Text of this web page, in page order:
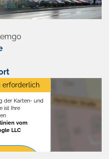
erforderlich
der Karten- und
ist Ihre
vom
LLC